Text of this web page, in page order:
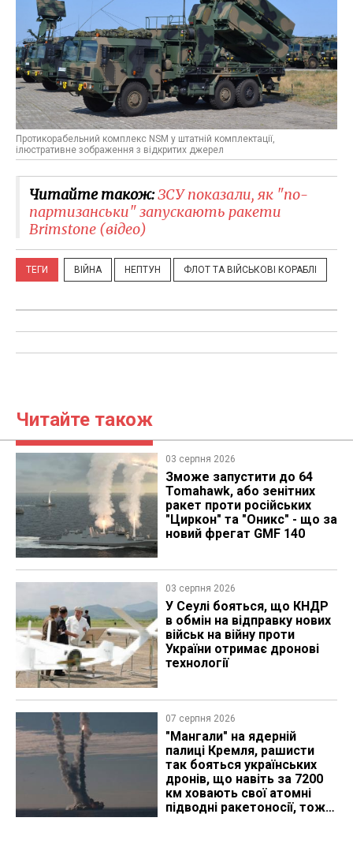
Протикорабельний комплекс NSM у штатній комплектації,
ілюстративне зображення з відкритих джерел
Читайте також:ЗСУ показали, як "по-
партизанськи" запускають ракети
Brimstone (відео)
ТЕГИ ВІЙНА НЕПТУН ФЛОТ ТА ВІЙСЬКОВІ КОРАБЛІ
Читайте також
03 серпня 2026
Зможе запустити до 64
Tomahawk, або зенітних
ракет проти російських
"Циркон" та "Оникс" - що за
новий фрегат GMF 140
03 серпня 2026
У Сеулі бояться, що КНДР
в обмін на відправку нових
військ на війну проти
України отримає дронові
технології
07 серпня 2026
"Мангали" на ядерній
палиці Кремля, рашисти
так бояться українських
дронів, що навіть за 7200
км ховають свої атомні
підводні ракетоносії, тож